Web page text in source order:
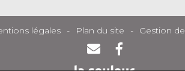
légales Plan du site Gestion